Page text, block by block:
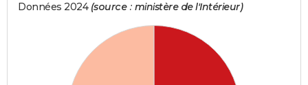
Données 2024 (source : ministère de l'Intérieur)